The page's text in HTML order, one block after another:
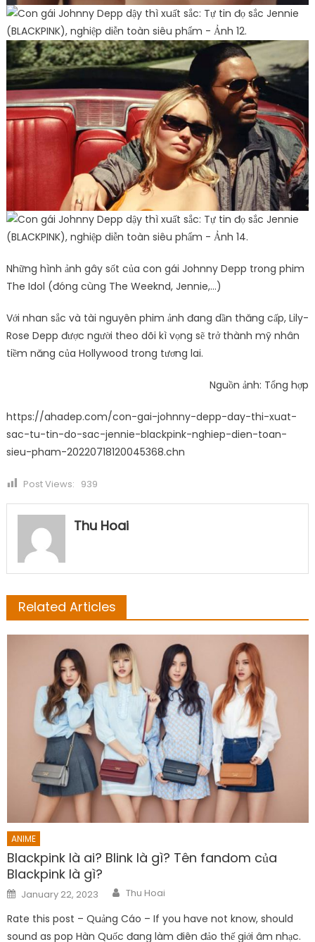
Những hình ảnh gây sốt của con gái Johnny Depp trong phim
The Idol (đóng cùng The Weeknd, Jennie,…)
Với nhan sắc và tài nguyên phim ảnh đang dần thăng cấp, Lily-
Rose Depp được người theo dõi kì vọng sẽ trở thành mỹ nhân
tiềm năng của Hollywood trong tương lai.
Nguồn ảnh: Tổng hợp
https://ahadep.com/con-gai-johnny-depp-day-thi-xuat-
sac-tu-tin-do-sac-jennie-blackpink-nghiep-dien-toan-
sieu-pham-20220718120045368.chn
Post Views: 939
Thu Hoai
Related Articles
ANIME
Blackpink là ai? Blink là gì? Tên fandom của
Blackpink là gì?
Posted
on
January 22, 2023 Author
Thu Hoai
Rate this post – Quảng Cáo – If you have not know, should
sound as pop Hàn Quốc đang làm điên đảo thế giới âm nhạc.